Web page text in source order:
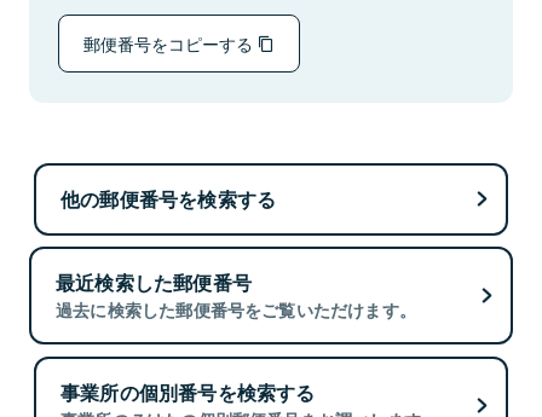
郵便番号をコピーする
他の郵便番号を検索する
最近検索した郵便番号
過去に検索した郵便番号をご覧いただけます。
事業所の個別番号を検索する